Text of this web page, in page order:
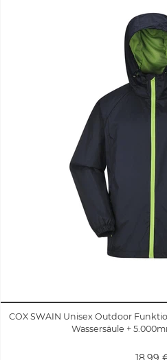
COX SWAIN Unisex Outdoor
Wassersäule +